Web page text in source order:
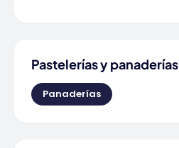
Pastelerías y panaderías
Panaderías